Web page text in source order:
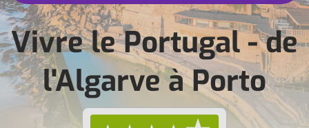
Vivre le Portugal - de
l'Algarve à Porto